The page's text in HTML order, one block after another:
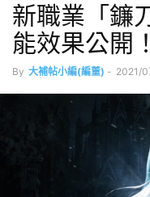
新職業「鐮
能效果公開！
By 大補帖小編(編董) - 2021/